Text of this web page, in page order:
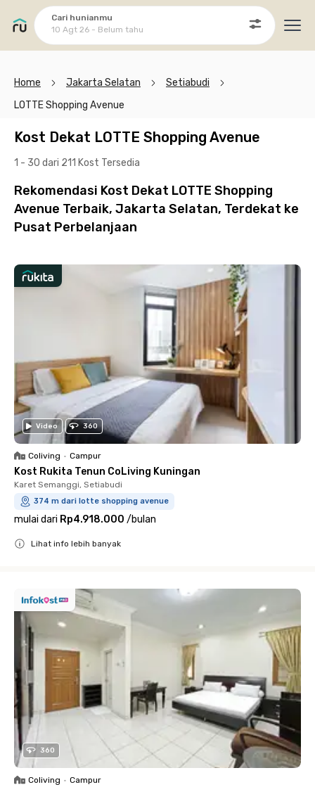
Cari hunianmu
10 Agt 26 - Belum tahu
Home Jakarta Selatan
Setiabudi
LOTTE Shopping Avenue
Kost Dekat LOTTE Shopping Avenue
1 - 30 dari 211 Kost Tersedia
Rekomendasi Kost Dekat LOTTE Shopping
Avenue Terbaik, Jakarta Selatan, Terdekat ke
Pusat Perbelanjaan
Video 360
Coliving • Campur
Kost Rukita Tenun CoLiving Kuningan
Karet Semanggi, Setiabudi
374 m dari lotte shopping avenue
mulai dari Rp4.918.000 /bulan
Lihat info lebih banyak
360
Coliving • Campur